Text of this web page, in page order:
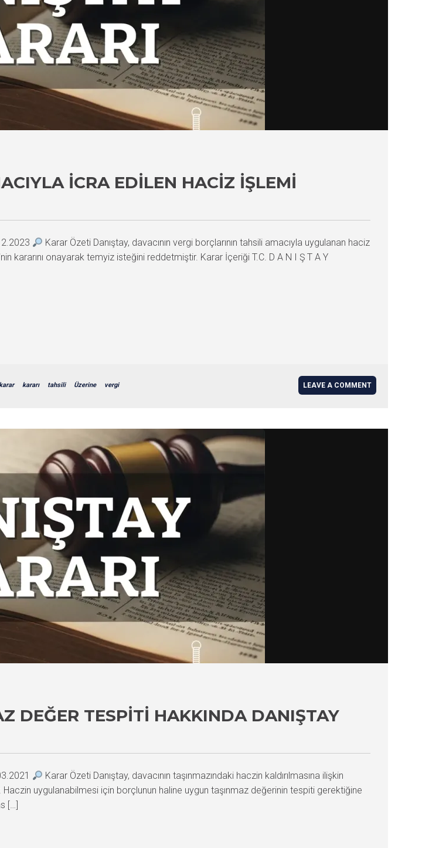
İCRA EDILEN HACIZ İŞLEMI
Karar Özeti Danıştay, davacının vergi borçlarının tahsili amacıyla uygulanan haciz
kararını onayarak temyiz isteğini reddetmiştir. Karar İçeriği T.C. D A N I Ş T A Y
kararı tahsili Üzerine vergi LEAVE A COMMENT
DEĞER TESPITI HAKKINDA DANIŞTAY
Karar Özeti Danıştay, davacının taşınmazındaki haczin kaldırılmasına ilişkin
uygulanabilmesi için borçlunun haline uygun taşınmaz değerinin tespiti gerektiğine
[…]